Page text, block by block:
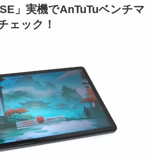
」実機でAnTuTuベンチマ
ェック！